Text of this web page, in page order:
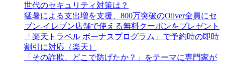
世代のセキュリティ対策は？
猛暑による支出増を支援、800万突破のOliver全員にセ
ブン‐イレブン店舗で使える無料クーポンをプレゼント
「楽天トラベル ボーナスプログラム」で予約時の即時
割引に対応（楽天）
「その詐欺、どこで防げたか？」をテーマに専門家が